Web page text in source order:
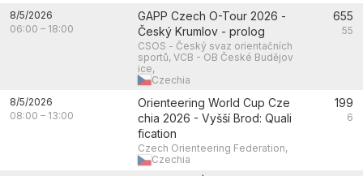
8/5/2026
06:00 – 18:00
GAPP Czech O-Tour 2026 -
Český Krumlov - prolog
CSOS - Český svaz orientačních
sportů, VCB - OB České Budějov
ice,
Czechia
655
55
8/5/2026
08:00 – 13:00
Orienteering World Cup Cze
chia 2026 - Vyšší Brod: Quali
fication
Czech Orienteering Federation,
Czechia
199
6